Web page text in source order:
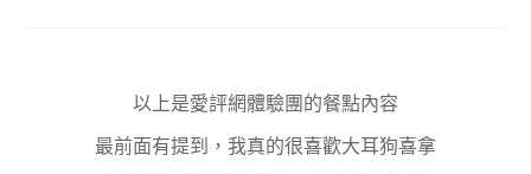
以上是愛評網體驗團的餐點內容
最前面有提到，我真的很喜歡大耳狗喜拿